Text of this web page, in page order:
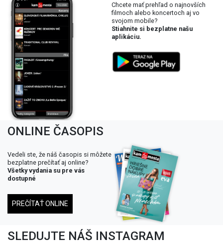
Chcete mať prehľad o najnovších
filmoch alebo koncertoch aj vo
svojom mobile?
Stiahnite si bezplatne našu
aplikáciu.
ONLINE ČASOPIS
Vedeli ste, že náš časopis si môžete
bezplatne prečítať aj online?
Všetky vydania su pre vás
dostupné
PREČÍTAŤ ONLINE
SLEDUJTE NÁŠ INSTAGRAM